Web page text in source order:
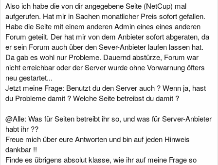
Ich verstehe nicht so ganz wie du auf Storage kommst.
Für einen Webspace empfehle ichNetCup, die sind zuverlässig und
stabil. Da würde ich aber min Webhosting 2000 empfehlen.
Also ich habe die von dir angegebene Seite (NetCup) mal
aufgerufen. Hat mir in Sachen monatlicher Preis sofort gefallen.
Habe die Seite mit einem anderen Admin eines eines anderen
Forum geteilt. Der hat mir von dem Anbieter sofort abgeraten, da
er sein Forum auch über den Sever-Anbieter laufen lassen hat.
Da gab es wohl nur Probleme. Dauernd abstürze, Forum war
nicht erreichbar oder der Server wurde ohne Vorwarnung öfters
neu gestartet...
Jetzt meine Frage: Benutzt du den Server auch ? Wenn ja, hast
du Probleme damit ? Welche Seite betreibst du damit ?
@Alle: Was für Seiten betreibt ihr so, und was für Server-Anbieter
habt ihr ??
Freue mich über eure Antworten und bin auf jeden Hinweis
dankbar !!
Finde es übrigens absolut klasse, wie ihr auf meine Frage so